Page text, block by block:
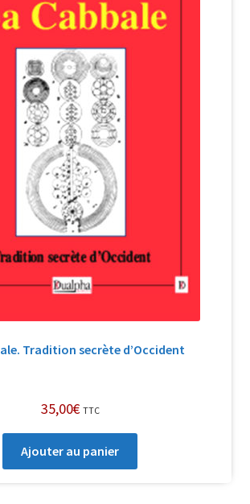
et cookies
Randa
Tradition secrète d’Occident
35,00€ TTC
Ajouter au panier